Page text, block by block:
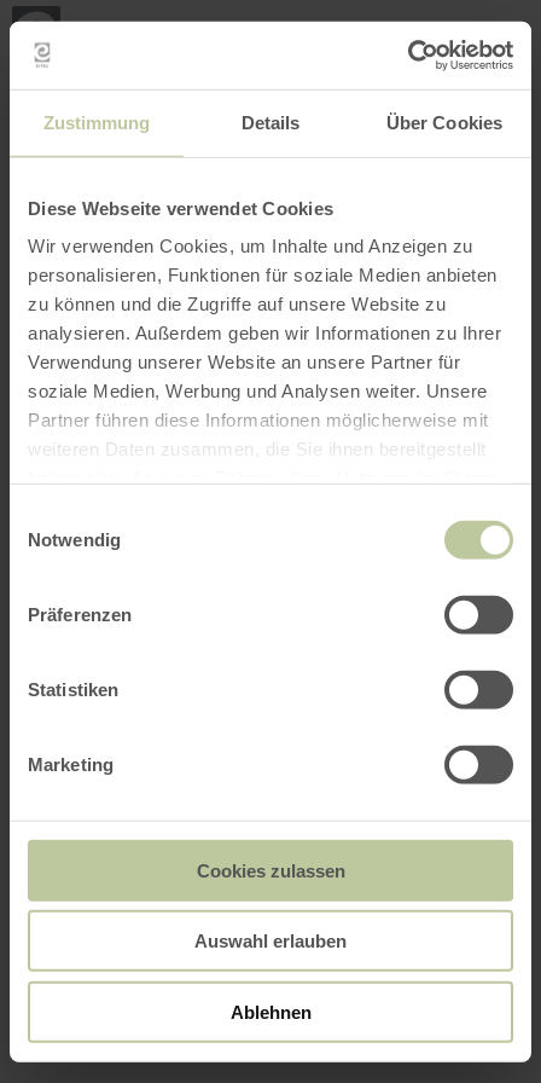
Zustimmung Details Über Cookies
Diese Webseite verwendet Cookies
Wir verwenden Cookies, um Inhalte und Anzeigen zu
personalisieren, Funktionen für soziale Medien anbieten
zu können und die Zugriffe auf unsere Website zu
analysieren. Außerdem geben wir Informationen zu Ihrer
Verwendung unserer Website an unsere Partner für
soziale Medien, Werbung und Analysen weiter. Unsere
Partner führen diese Informationen möglicherweise mit
weiteren Daten zusammen, die Sie ihnen bereitgestellt
Notwendig
Präferenzen
Statistiken
Marketing
Cookies zulassen
Auswahl erlauben
Ablehnen
Skip to main content
Skip to main navigation
Back
to
home
page
SEARCH MENU
The leisure activities listed below have been
posted on the Regiondo booking platform by the
Rureifel Tourismus GmbH is solely responsible
for the content.